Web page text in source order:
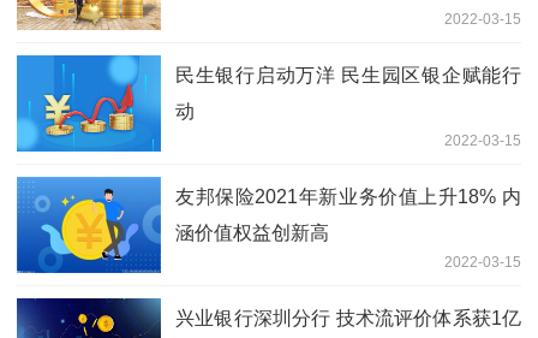
2022-03-15
民生银行启动万洋 民生园区银企赋能行
动
2022-03-15
友邦保险2021年新业务价值上升18% 内
涵价值权益创新高
2022-03-15
兴业银行深圳分行 技术流评价体系获1亿